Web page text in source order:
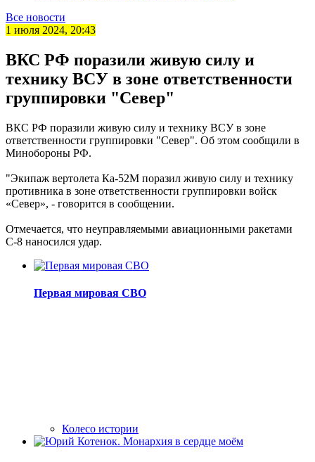
Все новости
1 июля 2024, 20:43
ВКС РФ поразили живую силу и
технику ВСУ в зоне ответственности
группировки "Север"
ВКС РФ поразили живую силу и технику ВСУ в зоне
ответственности группировки "Север". Об этом сообщили в
Минобороны РФ.
"Экипаж вертолета Ка-52М поразил живую силу и технику
противника в зоне ответственности группировки войск
«Север», - говорится в сообщении.
Отмечается, что неуправляемыми авиационными ракетами
С-8 наносился удар.
Первая мировая СВО
Колесо истории